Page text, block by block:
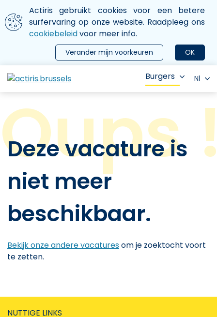
Aller au contenu principal
We gebruiken cookies
Actiris gebruikt cookies voor een betere
surfervaring op onze website. Raadpleeg ons
cookiebeleidvoor meer info.
OK
Verander mijn voorkeuren
le menu
Burgers Nl
Deze vacature is
niet meer
beschikbaar.
Bekijk onze andere vacaturesom je zoektocht voort
te zetten.
NUTTIGE LINKS